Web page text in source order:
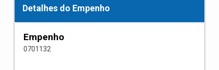
Detalhes do Empenho
Empenho
0701132